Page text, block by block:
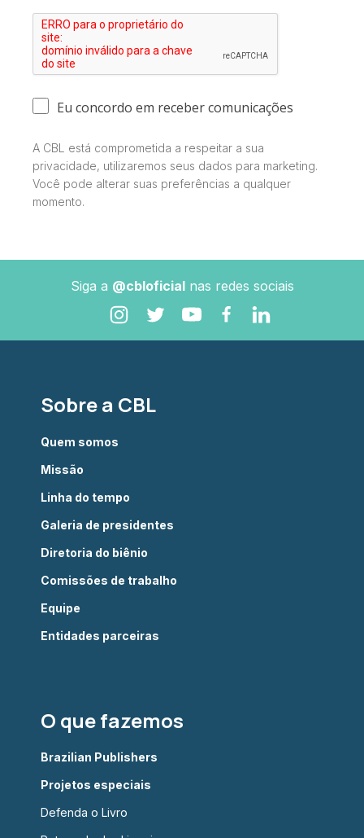
Eu concordo em receber comunicações
A CBL está comprometida a respeitar a sua
privacidade, utilizaremos seus dados para marketing.
Você pode alterar suas preferências a qualquer
momento.
Siga a @cbloficialnas redes sociais
Sobre a CBL
Quem somos
Missão
Linha do tempo
Galeria de presidentes
Diretoria do biênio
Comissões de trabalho
Equipe
Entidades parceiras
O que fazemos
Brazilian Publishers
Projetos especiais
Defenda o Livro